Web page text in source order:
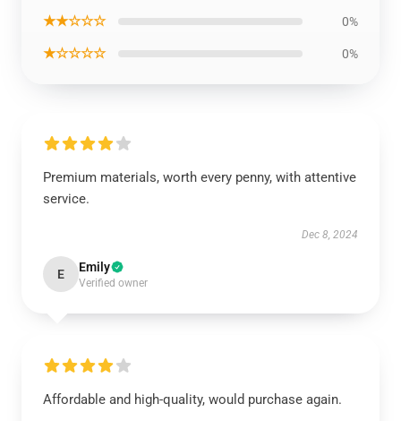
★★☆☆☆ 0%
★☆☆☆☆ 0%
Premium materials, worth every penny, with attentive
service.
Dec 8, 2024
E Emily
Verified owner
Affordable and high-quality, would purchase again.